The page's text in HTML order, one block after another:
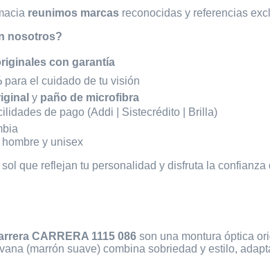
reunimos marcas reconocidas y referencias
nosotros?
con garantía
para el cuidado de tu visión
y paño de microfibra
de pago (Addi | Sistecrédito | Brilla)
y unisex
que reflejan tu personalidad y disfruta la
CARRERA 1115 086 son una montura óptica
(marrón suave) combina sobriedad y estilo,